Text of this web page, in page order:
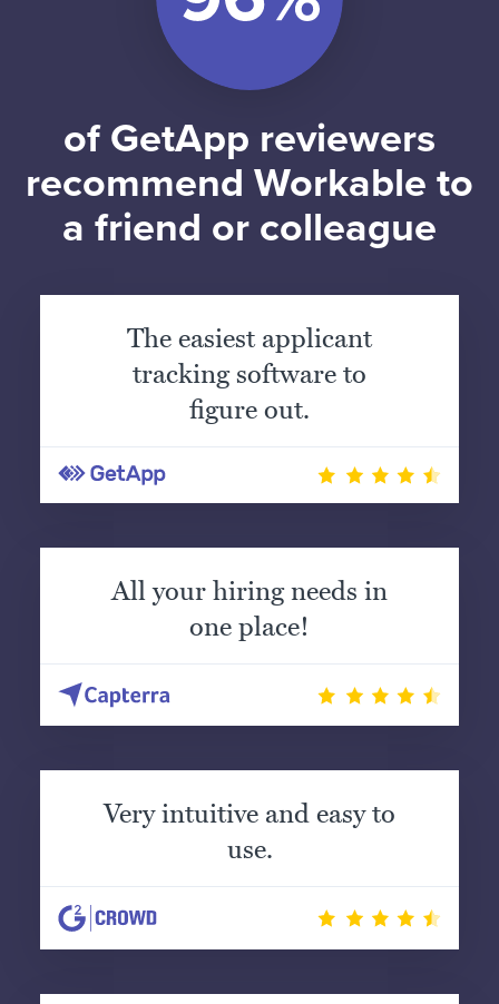
of GetApp reviewers
recommend Workable to
a friend or colleague
The easiest applicant
tracking software to
figure out.
All your hiring needs in
one place!
Very intuitive and easy to
use.